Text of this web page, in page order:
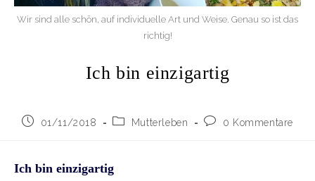
Wir sind alle schön, auf individuelle Art und Weise. Genau so ist das
richtig!
Ich bin einzigartig
Beitrag01/11/2018
Beitrags-
Mutterleben
Beitrags-
0 Kommentare
Ich bin einzigartig